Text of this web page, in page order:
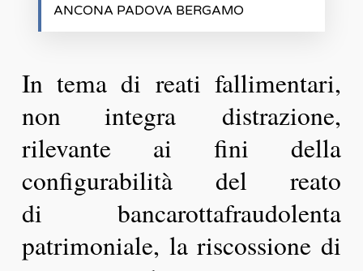
ANCONA PADOVA BERGAMO
In tema di reati fallimentari,
non integra distrazione,
rilevante ai fini della
configurabilità del reato
di bancarottafraudolenta
patrimoniale, la riscossione di